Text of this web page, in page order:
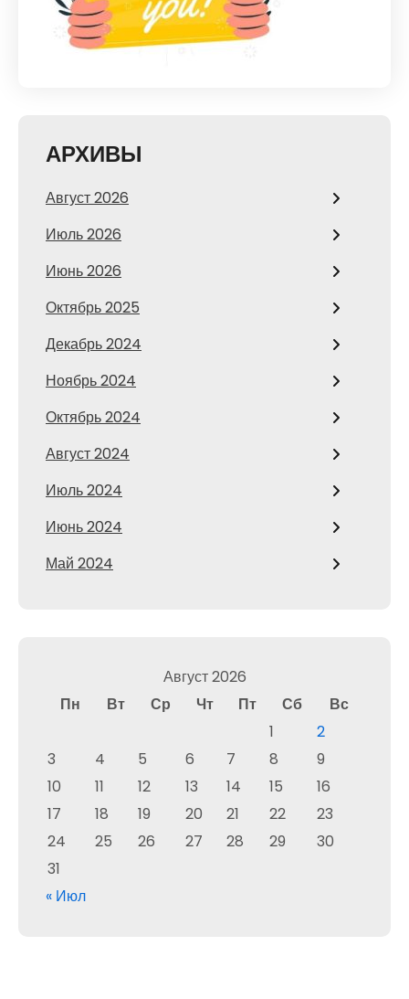
АРХИВЫ
Август 2026
Июль 2026
Июнь 2026
Октябрь 2025
Декабрь 2024
Ноябрь 2024
Октябрь 2024
Август 2024
Июль 2024
Июнь 2024
Май 2024
Август 2026
Пн
Вт Ср Чт Пт Сб
Вс
1
2
3
4 5 6 7 8
9
10
11 12 13 14 15
16
17
18 19 20 21 22
23
24
25 26 27 28 29
30
31
« Июл